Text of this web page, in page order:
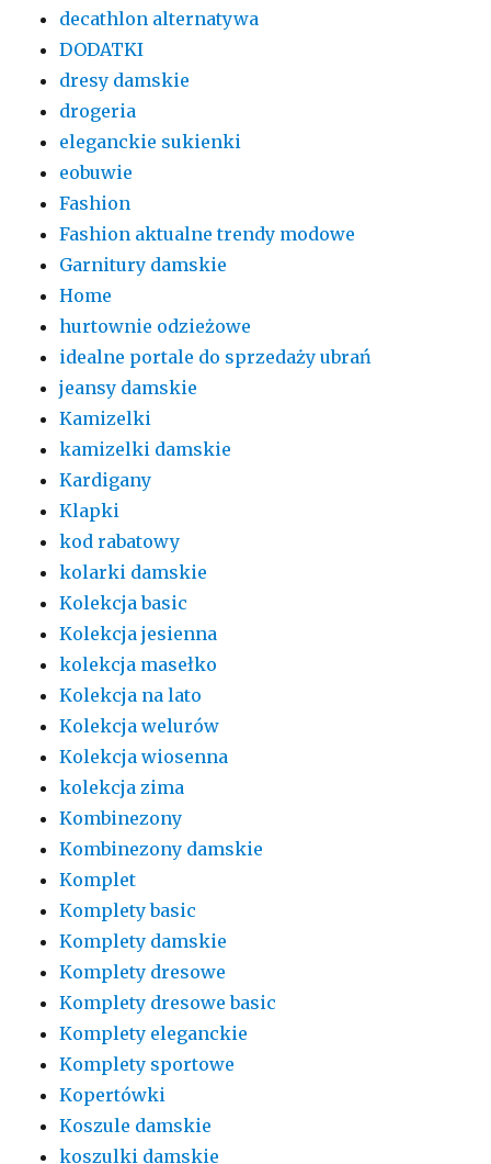
decathlon alternatywa
DODATKI
dresy damskie
drogeria
eleganckie sukienki
eobuwie
Fashion
Fashion aktualne trendy modowe
Garnitury damskie
Home
hurtownie odzieżowe
idealne portale do sprzedaży ubrań
jeansy damskie
Kamizelki
kamizelki damskie
Kardigany
Klapki
kod rabatowy
kolarki damskie
Kolekcja basic
Kolekcja jesienna
kolekcja masełko
Kolekcja na lato
Kolekcja welurów
Kolekcja wiosenna
kolekcja zima
Kombinezony
Kombinezony damskie
Komplet
Komplety basic
Komplety damskie
Komplety dresowe
Komplety dresowe basic
Komplety eleganckie
Komplety sportowe
Kopertówki
Koszule damskie
koszulki damskie